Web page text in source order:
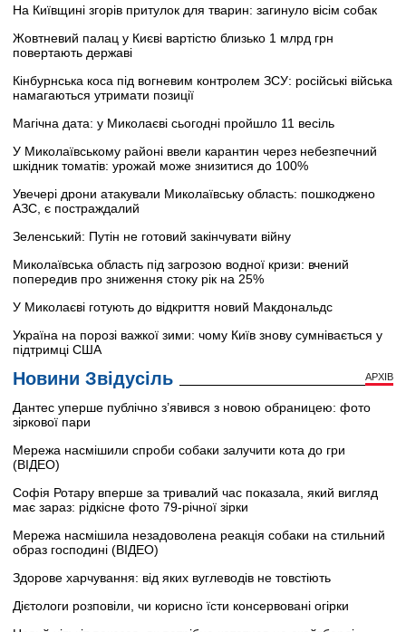
На Київщині згорів притулок для тварин: загинуло вісім собак
Жовтневий палац у Києві вартістю близько 1 млрд грн
повертають державі
Кінбурнська коса під вогневим контролем ЗСУ: російські війська
намагаються утримати позиції
Магічна дата: у Миколаєві сьогодні пройшло 11 весіль
У Миколаївському районі ввели карантин через небезпечний
шкідник томатів: урожай може знизитися до 100%
Увечері дрони атакували Миколаївську область: пошкоджено
АЗС, є постраждалий
Зеленський: Путін не готовий закінчувати війну
Миколаївська область під загрозою водної кризи: вчений
попередив про зниження стоку рік на 25%
У Миколаєві готують до відкриття новий Макдональдс
Україна на порозі важкої зими: чому Київ знову сумнівається у
підтримці США
Новини Звідусіль АРХІВ
Дантес уперше публічно з’явився з новою обраницею: фото
зіркової пари
Мережа насмішили спроби собаки залучити кота до гри
(ВІДЕО)
Софія Ротару вперше за тривалий час показала, який вигляд
має зараз: рідкісне фото 79-річної зірки
Мережа насмішила незадоволена реакція собаки на стильний
образ господині (ВІДЕО)
Здорове харчування: від яких вуглеводів не товстіють
Дієтологи розповіли, чи корисно їсти консервовані огірки